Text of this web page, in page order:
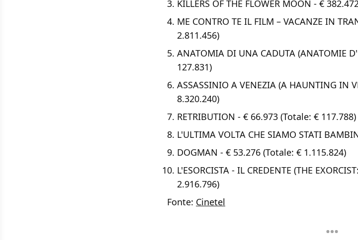
KILLERS OF THE FLOWER MOON - €
ME CONTRO TE IL FILM – VACANZE IN
2.811.456)
ANATOMIA DI UNA CADUTA (ANATOMIE
127.831)
ASSASSINIO A VENEZIA (A HAUNTING IN
8.320.240)
RETRIBUTION - € 66.973 (Totale: € 117.788)
L'ULTIMA VOLTA CHE SIAMO STATI
DOGMAN - € 53.276 (Totale: € 1.115.824)
L'ESORCISTA - IL CREDENTE (THE
2.916.796)
Fonte: Cinetel